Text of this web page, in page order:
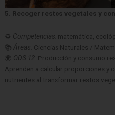
5. Recoger restos vegetales y
♻️ Competencias: matemática,
📚 Áreas: Ciencias Naturales /
🌍 ODS 12: Producción y consumo
Aprenden a calcular proporciones y
nutrientes al transformar restos